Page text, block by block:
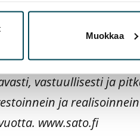
Muokkaa
hyvien
kehitystä ja
vastuullisesti ja
ja
www.sato.fi